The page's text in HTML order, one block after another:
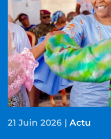
21 Juin 2026 | Actu